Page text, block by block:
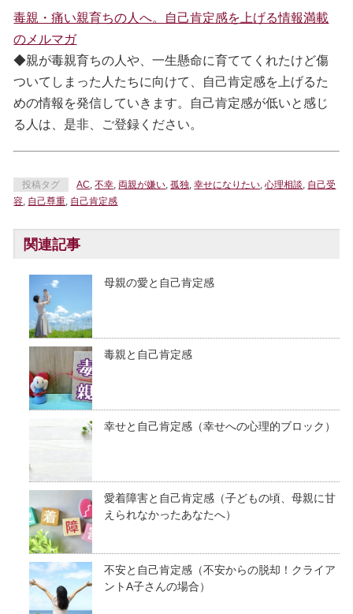
毒親・痛い親育ちの人へ。自己肯定感を上げる情報満載
のメルマガ
◆親が毒親育ちの人や、一生懸命に育ててくれたけど傷
ついてしまった人たちに向けて、自己肯定感を上げるた
めの情報を発信していきます。自己肯定感が低いと感じ
る人は、是非、ご登録ください。
投稿タグ AC,不幸,両親が嫌い,孤独,幸せになりたい,心理相談, 自己受
容, 自己尊重, 自己肯定感
関連記事
母親の愛と自己肯定感
毒親と自己肯定感
幸せと自己肯定感（幸せへの心理的ブロック）
愛着障害と自己肯定感（子どもの頃、母親に甘
えられなかったあなたへ）
不安と自己肯定感（不安からの脱却！クライア
ントA子さんの場合）